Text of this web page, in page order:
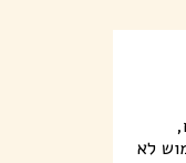
לא